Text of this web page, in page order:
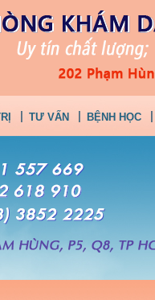
TƯ VẤN BỆNH HỌC